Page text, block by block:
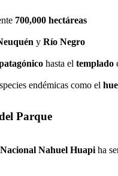
700,000 hectáreas
y Río Negro
hasta el templado
endémicas como el
Parque
Nahuel Huapi ha